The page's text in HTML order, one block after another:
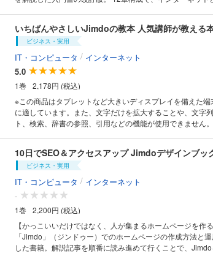
基本をもう一度学び直したい方 ・Webメディアのディレク
ュースを担当する方 〈改訂した主な点〉 ・新しいCSS技術（Flexbox、
CSS Grid Layout）の解説を追加 ・制作現場やHTML5・
まえたアップデート ・実践パートを強化し、作成するサン
〈本書の特長〉 ・技術や作り方の裏側にある「背景」「仕
・Webサイトをデザイン制作する上で「なぜ、そうするのか
「自分で考える力」「ずっと役立つ応用力」が身につく
しています。 最終章では、レスポンシブWebデザインに対応したサンプル
サイトを題材に、実際の業務により近い形の制作方法を学ぶ
実践的な内容です。 本書の一番の特長は、HTMLとCSSの使い方、サイト
の作り方を説明するだけではなく、「なぜ、そのように作る
った「背景」や「理由」にも踏み込んで解説している点です。 スマー
ォンやタブレットなどの普及により、Web制作の現場はこの
転換期を迎えていますが、基本となる知識と技法をきちん
なければ、いま・これからの新しい流れに対応することも、
ることもできません。 本書は、そうした新しい時代にも対応できるような
基本知識と応用の効く制作技法を伝えることを目指した本です。 〈
章構成〉 Lesson 1 Webサイトの構造を理解する Lesson
前の準備 Lesson 3 HTMLでページの骨格をつくる
CSSの基本ルール Lesson 5 文字・見出し・段落の設計
ションをつくる Lesson 9 フォームをつくる Lesson 10
レイアウトする Lesson 11 HTML5+CSS3の新機能
編：レスポンシブサイトをつくる
いちばんやさしいJimdoの教本 人気講師が教える
ビジネス・実用
IT・コンピュータ / インターネット
5.0
1巻
2,178円 (税込)
※この商品はタブレットなど大きいディスプレイを備えた端
に適しています。また、文字だけを拡大することや、文字
ト、検索、辞書の参照、引用などの機能が使用できません。 ホームページ
の本格的なホームページが作れます。Jimdoの専門家として
どでの指導経験の豊富な著者陣が、実践的なコツを織り交ぜ
解説。本書提供のサンプルデータを使いながら、画面付きの
って操作ができるので、ホームページをはじめて作る人でも
SNSとの連携や検索エンジン対策など、ホームページの「集
も丁寧に解説しています。
10日でSEO＆アクセスアップ Jimdoデザインブッ
ビジネス・実用
IT・コンピュータ / インターネット
-
1巻
2,200円 (税込)
【かっこいいだけではなく、人が集まるホームページを作る
「Jimdo」（ジンドゥー）でのホームページの作成方法と
した書籍。解説記事を順番に読み進めて行くことで、